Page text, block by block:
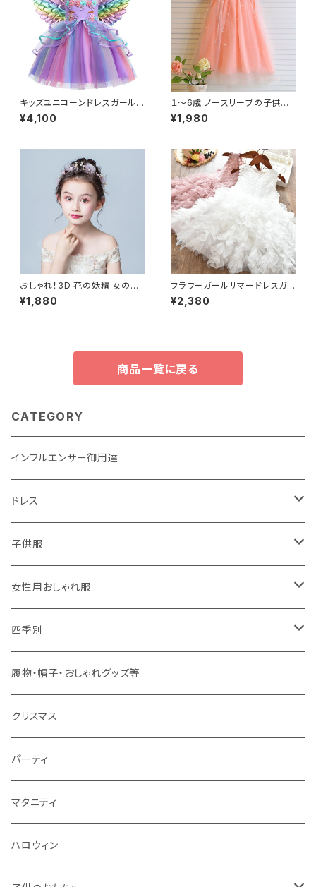
キッズユニコーンドレスガールズ
フラワーアップリケドレス子供幼
児ドレス誕生日パーティー
¥4,100
１〜6歳 ノースリーブの子供用
サマードレス 幼児用サマードレ
ス 無地 誕生日パーティー用 メ
¥1,980
おしゃれ！3D 花の妖精 女の子
帽子 子供ヘッドバンド 真珠ライ
ンストーン ジュニア 花嫁介添人
¥1,880
フラワーガールサマードレスガー
ルフローラルBithdayウェディン
グパーティーレイヤー服キッズホ
¥2,380
商品一覧に戻る
CATEGORY
インフルエンサー御用達
ドレス
子供用
大人用
子供服
男の子用
春夏用
秋冬用
女の子用
春夏用
秋冬用
女性用おしゃれ服
ドレス
春夏用
秋冬用
四季別
春
夏
秋
冬
履物・帽子・おしゃれグッズ等
クリスマス
パーティ
マタニティ
ハロウィン